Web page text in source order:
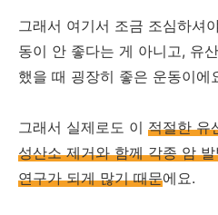
그래서 여기서 조금 조심하셔
동이 안 좋다는 게 아니고, 유
했을 때 굉장히 좋은 운동이에
그래서 실제로도 이 적절한 유
성산소 제거와 함께 각종 암
연구가 되게 많기 때문에요.